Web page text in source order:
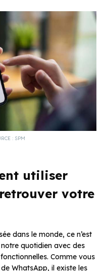
: SPM
utiliser
votre
dans le monde, ce n’est
quotidien avec des
Comme vous
WhatsApp, il existe les